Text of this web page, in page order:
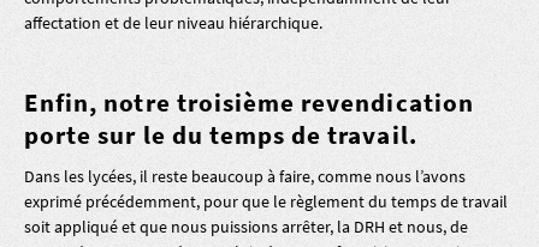
affectation et de leur niveau hiérarchique.
Enfin, notre troisième revendication
porte sur le du temps de travail.
Dans les lycées, il reste beaucoup à faire, comme nous l’avons
exprimé précédemment, pour que le règlement du temps de travail
soit appliqué et que nous puissions arrêter, la DRH et nous, de